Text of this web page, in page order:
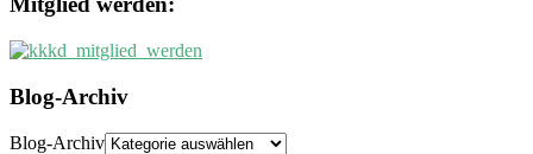
Blog-Archiv
Blog-Archiv